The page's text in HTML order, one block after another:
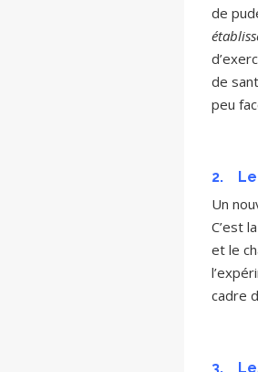
de
de
peu
2.
Un
C’est
et le
cadre
3.